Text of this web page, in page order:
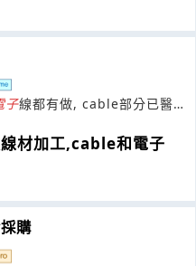
子線都有做, cable部分已醫
材加工,cable和電子
購